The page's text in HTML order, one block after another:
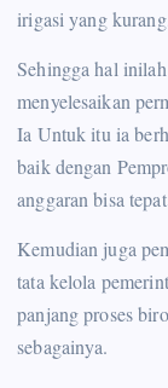
irigasi yang
Sehingga hal
menyelesaikan
Ia Untuk itu ia
baik dengan
anggaran bisa
Kemudian juga
tata kelola
panjang proses
sebagainya.